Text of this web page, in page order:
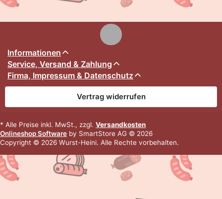
Informationen
Service, Versand & Zahlung
Firma, Impressum & Datenschutz
Vertrag widerrufen
* Alle Preise inkl. MwSt., zzgl. Versandkosten
Onlineshop Software by SmartStore AG © 2026
Copyright © 2026 Wurst-Heini. Alle Rechte vorbehalten.